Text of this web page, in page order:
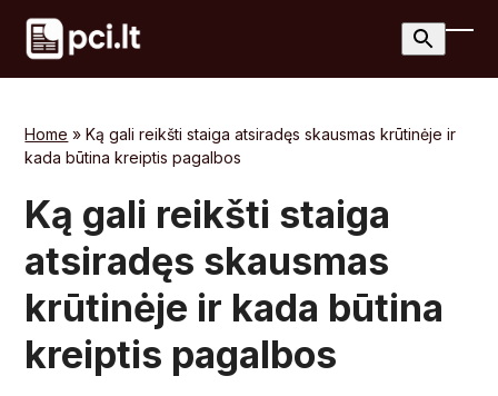
Skip
content
Home »Ką gali reikšti staiga atsiradęs skausmas krūtinėje ir
kada būtina kreiptis pagalbos
Ką gali reikšti staiga
atsiradęs skausmas
krūtinėje ir kada būtina
kreiptis pagalbos